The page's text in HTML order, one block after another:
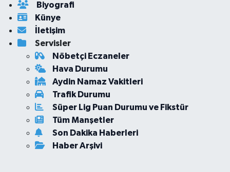
Biyografi
Künye
İletişim
Servisler
Nöbetçi Eczaneler
Hava Durumu
Aydin Namaz Vakitleri
Trafik Durumu
Süper Lig Puan Durumu ve Fikstür
Tüm Manşetler
Son Dakika Haberleri
Haber Arşivi